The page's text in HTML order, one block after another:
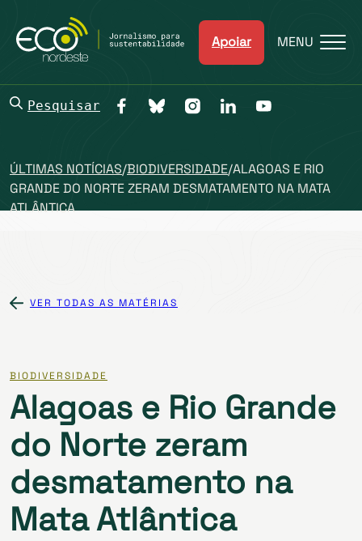
Apoiar MENU
Pesquisar
ÚLTIMAS NOTÍCIAS/BIODIVERSIDADE/ALAGOAS E RIO
GRANDE DO NORTE ZERAM DESMATAMENTO NA MATA
ATLÂNTICA
VER TODAS AS MATÉRIAS
BIODIVERSIDADE
Alagoas e Rio Grande
do Norte zeram
desmatamento na
Mata Atlântica